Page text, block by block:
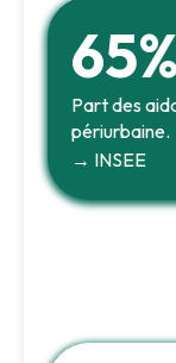
65%
Part des
périurbaine.
→ INSEE